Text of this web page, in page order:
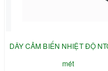
DÂY CẢM BIẾN NHIỆT ĐỘ
mét